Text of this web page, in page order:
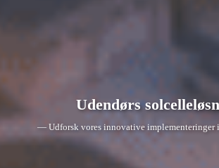
Udendørs
— Udforsk vores innovative implementeringer